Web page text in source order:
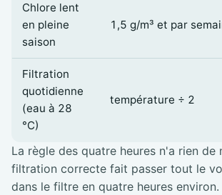
Chlore lent
en pleine
saison
1,5 g/m³ et par
Filtration
quotidienne
(eau à 28
°C)
température ÷ 2
La règle des quatre heures n'a rien de
filtration correcte fait passer tout le
dans le filtre en quatre heures